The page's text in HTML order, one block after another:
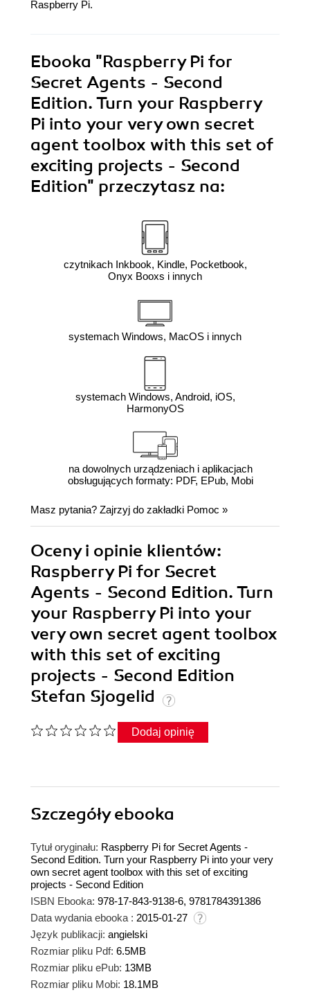
Raspberry Pi.
Ebooka "Raspberry Pi for
Secret Agents - Second
Edition. Turn your Raspberry
Pi into your very own secret
agent toolbox with this set of
exciting projects - Second
Edition" przeczytasz na:
czytnikach Inkbook, Kindle, Pocketbook,
Onyx Booxs i innych
systemach Windows, MacOS i innych
systemach Windows, Android, iOS,
HarmonyOS
na dowolnych urządzeniach i aplikacjach
obsługujących formaty: PDF, EPub, Mobi
Masz pytania? Zajrzyj do zakładki Pomoc »
Oceny i opinie klientów:
Raspberry Pi for Secret
Agents - Second Edition. Turn
your Raspberry Pi into your
very own secret agent toolbox
with this set of exciting
projects - Second Edition
Stefan Sjogelid
Dodaj opinię
Szczegółyebooka
Tytuł oryginału: Raspberry Pi for Secret Agents -
Second Edition. Turn your Raspberry Pi into your very
own secret agent toolbox with this set of exciting
projects - Second Edition
ISBN Ebooka: 978-17-843-9138-6, 9781784391386
Data wydania ebooka : 2015-01-27
Język publikacji: angielski
Rozmiar pliku Pdf: 6.5MB
Rozmiar pliku ePub: 13MB
Rozmiar pliku Mobi: 18.1MB